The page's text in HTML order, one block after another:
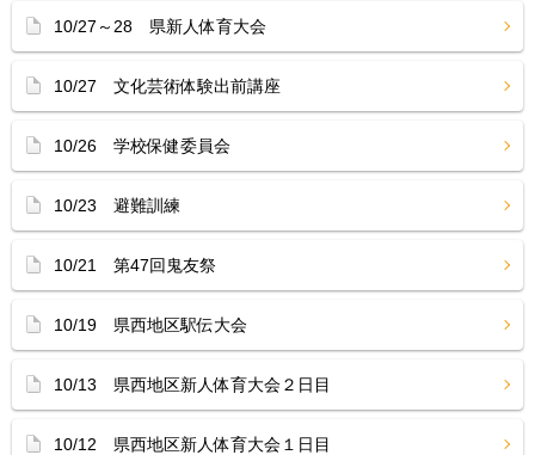
10/27～28 県新人体育大会
10/27 文化芸術体験出前講座
10/26 学校保健委員会
10/23 避難訓練
10/21 第47回鬼友祭
10/19 県西地区駅伝大会
10/13 県西地区新人体育大会２日目
10/12 県西地区新人体育大会１日目